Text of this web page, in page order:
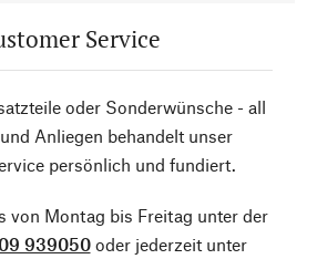
Service
oder Sonderwünsche - all
Anliegen behandelt unser
persönlich und fundiert.
von Montag bis Freitag unter der
939050oder jederzeit unter